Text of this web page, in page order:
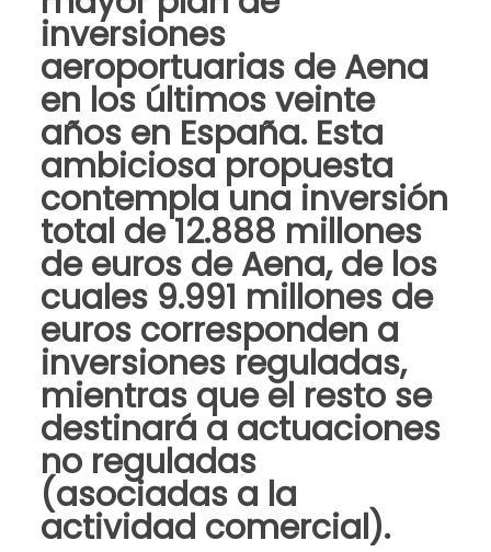
inversiones
aeroportuarias de Aena
en los últimos veinte
años en España. Esta
ambiciosa propuesta
contempla una inversión
total de 12.888 millones
de euros de Aena, de los
cuales 9.991 millones de
euros corresponden a
inversiones reguladas,
mientras que el resto se
destinará a actuaciones
no reguladas
(asociadas a la
actividad comercial).